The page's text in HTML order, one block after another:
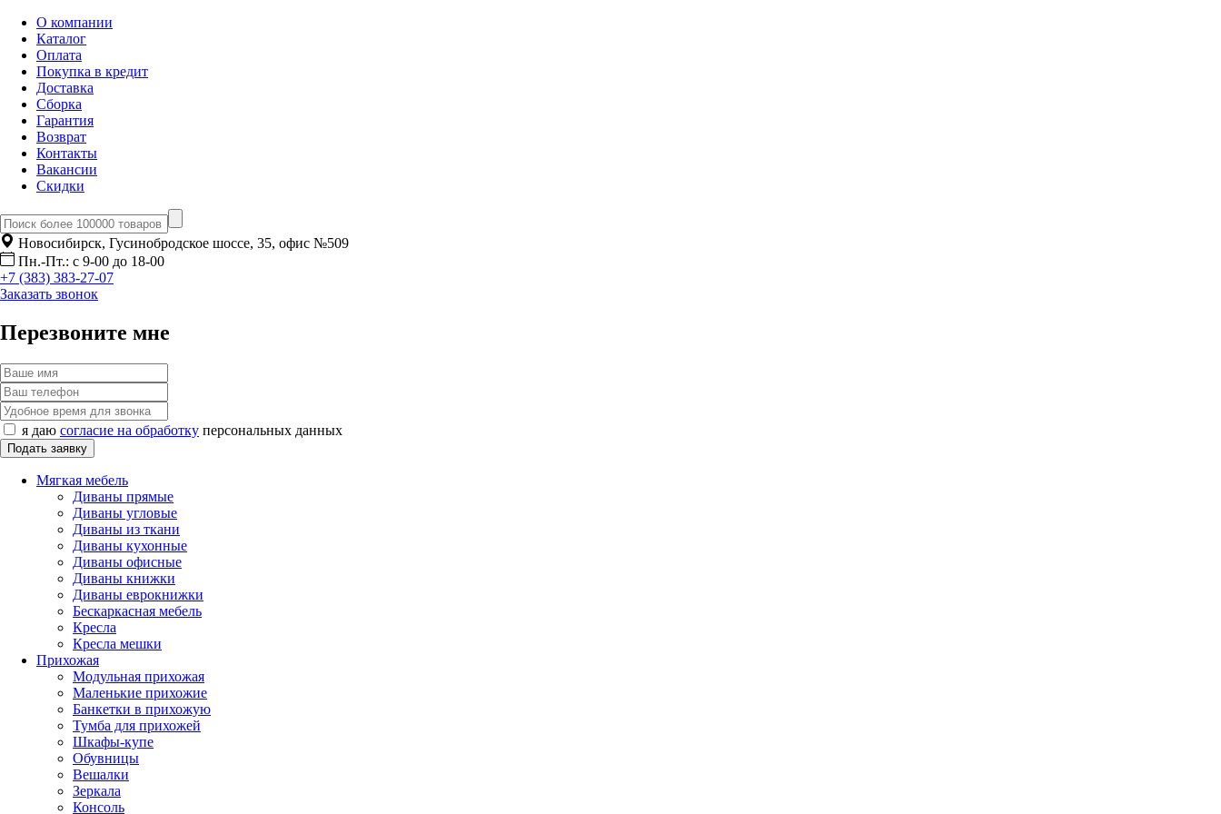
О компании
Каталог
Оплата
Покупка в кредит
Доставка
Сборка
Гарантия
Возврат
Контакты
Вакансии
Скидки
Новосибирск, Гусинобродское шоссе, 35, офис №509
Пн.-Пт.: с 9-00 до 18-00
+7 (383) 383-27-07
Заказать звонок
Перезвоните мне
я даю согласие на обработку персональных данных
Мягкая мебель
Диваны прямые
Диваны угловые
Диваны из ткани
Диваны кухонные
Диваны офисные
Диваны книжки
Диваны еврокнижки
Бескаркасная мебель
Кресла
Кресла мешки
Прихожая
Модульная прихожая
Маленькие прихожие
Банкетки в прихожую
Тумба для прихожей
Шкафы-купе
Обувницы
Вешалки
Зеркала
Консоль